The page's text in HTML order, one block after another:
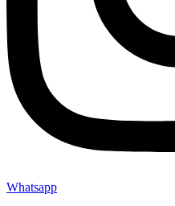
Whatsapp